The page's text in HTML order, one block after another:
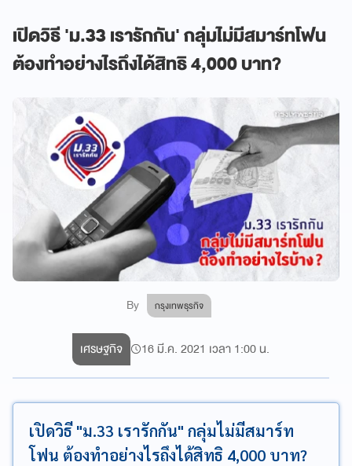
เปิดวิธี 'ม.33 เรารักกัน' กลุ่มไม่มีสมาร์ทโฟน
ต้องทำอย่างไรถึงได้สิทธิ 4,000 บาท?
By กรุงเทพธุรกิจ
เศรษฐกิจ 16 มี.ค. 2021 เวลา 1:00 น.
เปิดวิธี "ม.33 เรารักกัน" กลุ่มไม่มีสมาร์ท
โฟน ต้องทำอย่างไรถึงได้สิทธิ 4,000 บาท?